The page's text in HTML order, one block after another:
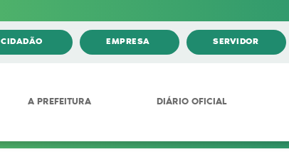
CIDADÃO EMPRESA SERVIDOR
A PREFEITURA DIÁRIO OFICIAL